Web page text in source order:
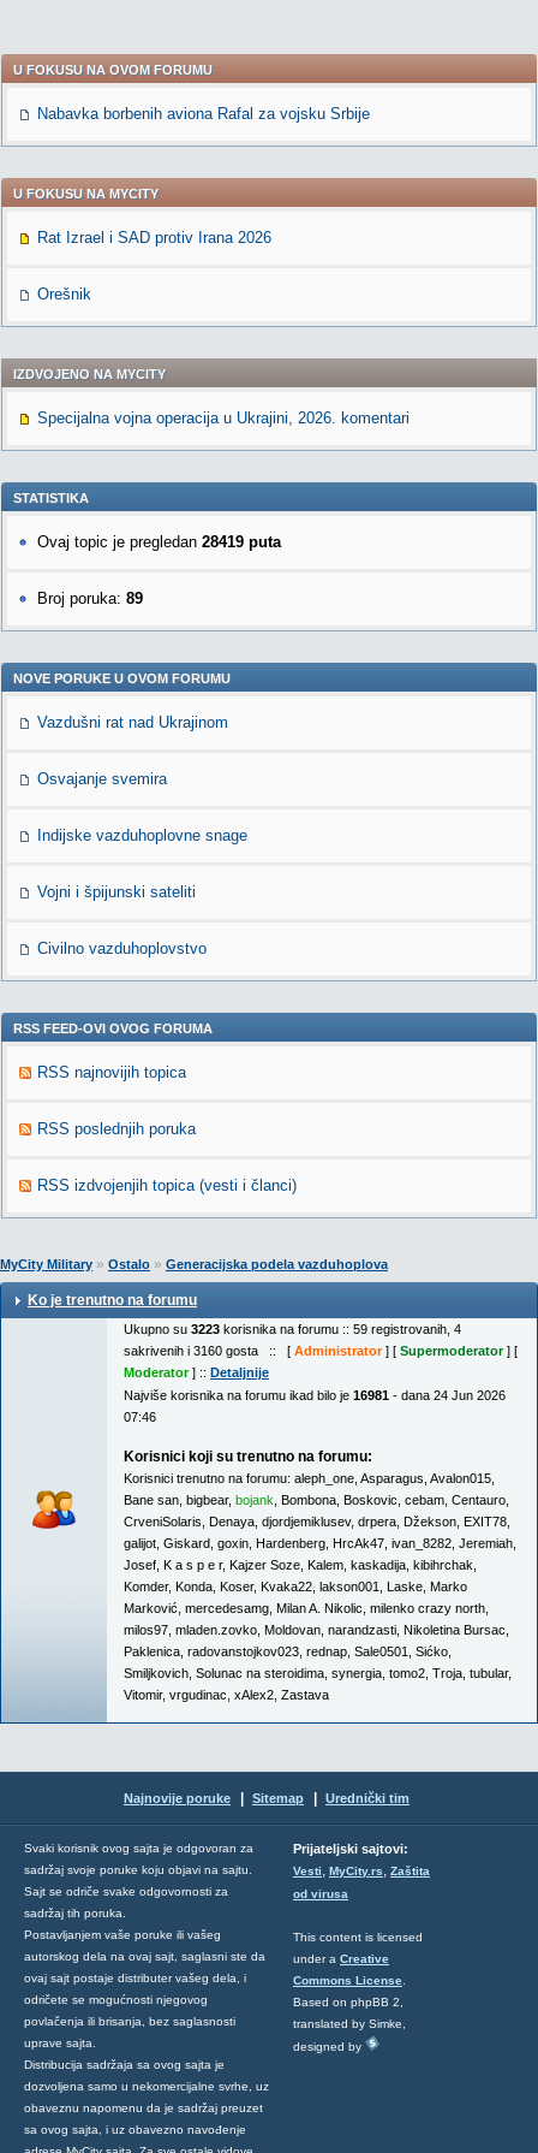
U FOKUSU NA OVOM FORUMU
Nabavka borbenih aviona Rafal za vojsku Srbije
U FOKUSU NA MYCITY
Rat Izrael i SAD protiv Irana 2026
Orešnik
IZDVOJENO NA MYCITY
Specijalna vojna operacija u Ukrajini, 2026. komentari
STATISTIKA
Ovaj topic je pregledan 28419 puta
Broj poruka: 89
NOVE PORUKE U OVOM FORUMU
Vazdušni rat nad Ukrajinom
Osvajanje svemira
Indijske vazduhoplovne snage
Vojni i špijunski sateliti
Civilno vazduhoplovstvo
RSS FEED-OVI OVOG FORUMA
RSS najnovijih topica
RSS poslednjih poruka
RSS izdvojenjih topica (vesti i članci)
MyCity Military » Ostalo » Generacijska podela vazduhoplova
Ko je trenutno na forumu
Ukupno su 3223 korisnika na forumu :: 59 registrovanih, 4
sakrivenih i 3160 gosta :: [ Administrator] [ Supermoderator] [
Moderator] :: Detaljnije
Najviše korisnika na forumu ikad bilo je 16981 - dana 24 Jun 2026
07:46
Korisnici koji su trenutno na forumu:
Korisnici trenutno na forumu: aleph_one Asparagus Avalon015
Bane san bigbear, bojank Bombona Boskovic cebam Centauro
CrveniSolaris Denaya djordjemiklusev, drpera Džekson EXIT78
galijot Giskard goxin Hardenberg HrcAk47 ivan_8282 Jeremiah
Josef K a s p e r, Kajzer Soze Kalem kaskadija kibihrchak
Komder, Konda Koser, Kvaka22 lakson001 Laske Marko
Marković mercedesamg Milan A. Nikolic milenko crazy north
milos97 mladen.zovko Moldovan narandzasti Nikoletina Bursac
Paklenica radovanstojkov023 rednap Sale0501 Sićko
Smiljkovich Solunac na steroidima synergia tomo2 Troja tubular,
Vitomir, vrgudinac xAlex2 Zastava
Najnovije poruke Sitemap Urednički tim
Svaki korisnik ovog sajta je odgovoran za
sadržaj svoje poruke koju objavi na sajtu.
Sajt se odriče svake odgovornosti za
sadržaj tih poruka.
Postavljanjem vaše poruke ili vašeg
autorskog dela na ovaj sajt, saglasni ste da
ovaj sajt postaje distributer vašeg dela, i
odričete se mogućnosti njegovog
povlačenja ili brisanja, bez saglasnosti
uprave sajta.
Distribucija sadržaja sa ovog sajta je
dozvoljena samo u nekomercijalne svrhe, uz
obaveznu napomenu da je sadržaj preuzet
sa ovog sajta, i uz obavezno navođenje
Prijateljski sajtovi:
Vesti, MyCity.rs, Zaštita
od virusa
This content is licensed
under a Creative
Commons License
Based on phpBB 2,
translated by Simke,
designed by